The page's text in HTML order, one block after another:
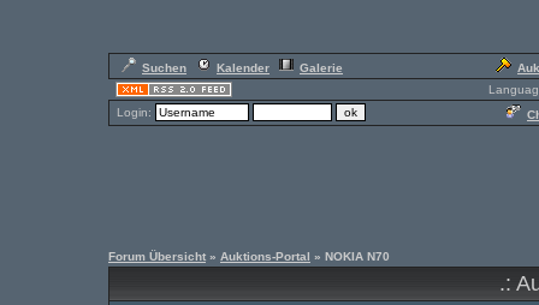
Suchen Kalender Galerie
Login:
Forum Übersicht » Auktions-Portal » NOKIA N70
.: